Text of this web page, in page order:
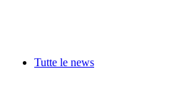
Tutte le news